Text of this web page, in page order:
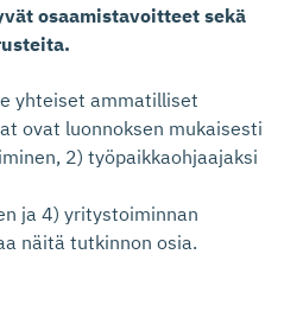
osaamistavoitteet sekä
yhteiset ammatilliset
ovat luonnoksen mukaisesti
2) työpaikkaohjaajaksi
ja 4) yritystoiminnan
näitä tutkinnon osia.